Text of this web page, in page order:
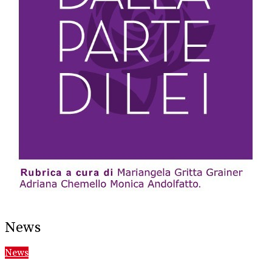
News
News